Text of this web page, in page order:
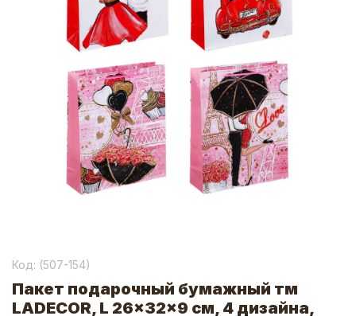
Код: (507-154)
Пакет подарочный бумажный тм
LADECOR, L 26x32x9 см, 4 дизайна,